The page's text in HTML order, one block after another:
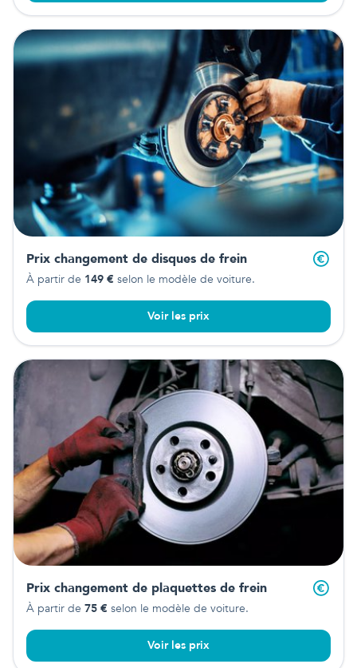
Prix changement de disques de frein
À partir de 149 € selon le modèle de voiture.
Voir les prix
Prix changement de plaquettes de frein
À partir de 75 € selon le modèle de voiture.
Voir les prix